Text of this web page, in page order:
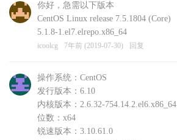
你好，急需以下版本
CentOS Linux release 7.5.1804 (Core)
5.1.8-1.el7.elrepo.x86_64
icoolcg 7年前 (2019-07-30) 回复
操作系统：CentOS
发行版本：6.10
内核版本：2.6.32-754.14.2.el6.x86_64
位数：x64
锐速版本：3.10.61.0